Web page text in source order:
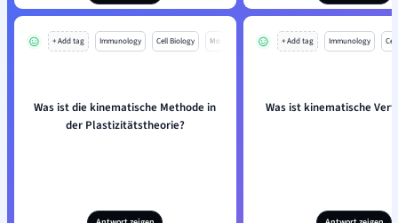
+ Add tag Immunology Cell Biology Mo
Was ist die kinematische Methode in
der Plastizitätstheorie?
+ Add tag Immunology
Was ist kinematische